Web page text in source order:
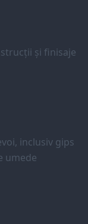
și finisaje
inclusiv gips
umede